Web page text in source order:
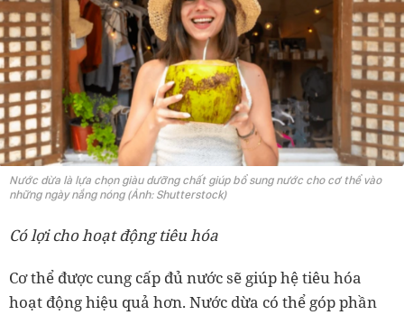
Nước dừa là lựa chọn giàu dưỡng chất giúp bổ sung nước cho cơ thể vào
những ngày nắng nóng (Ảnh: Shutterstock)
Có lợi cho hoạt động tiêu hóa
Cơ thể được cung cấp đủ nước sẽ giúp hệ tiêu hóa
hoạt động hiệu quả hơn. Nước dừa có thể góp phần